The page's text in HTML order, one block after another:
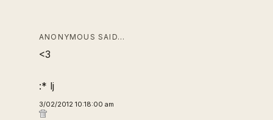
ANONYMOUS SAID…
<3
:* lj
3/02/2012 10:18:00 am